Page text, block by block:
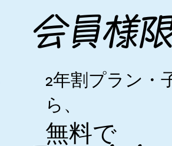
会員様
​2年割プラン・
ら、
​無料で